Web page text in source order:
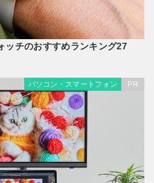
ッチのおすすめランキング27
パソコン・スマートフォン PR